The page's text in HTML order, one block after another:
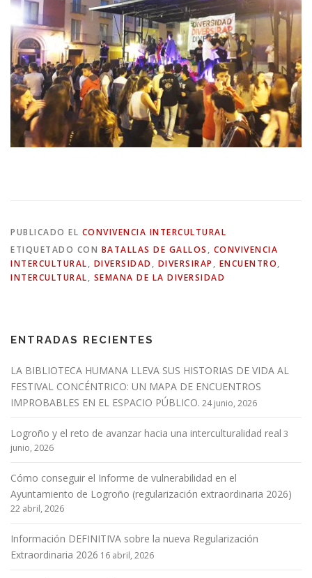
PUBLICADO EL CONVIVENCIA INTERCULTURAL
ETIQUETADO CON BATALLAS DE GALLOS , CONVIVENCIA
INTERCULTURAL, DIVERSIDAD , DIVERSIRAP , ENCUENTRO,
INTERCULTURAL, SEMANA DE LA DIVERSIDAD
ENTRADAS RECIENTES
LA BIBLIOTECA HUMANA LLEVA SUS HISTORIAS DE VIDA AL
FESTIVAL CONCÉNTRICO: UN MAPA DE ENCUENTROS
IMPROBABLES EN EL ESPACIO PÚBLICO. 24 junio, 2026
Logroño y el reto de avanzar hacia una interculturalidad real 3
junio, 2026
Cómo conseguir el Informe de vulnerabilidad en el
Ayuntamiento de Logroño (regularización extraordinaria 2026)
22 abril, 2026
Información DEFINITIVA sobre la nueva Regularización
Extraordinaria 2026 16 abril, 2026